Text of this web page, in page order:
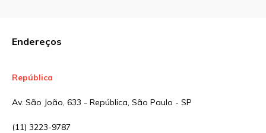
Endereços
República
Av. São João, 633 - República, São Paulo - SP
(11) 3223-9787